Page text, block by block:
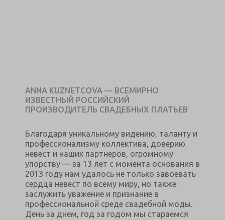
ANNA KUZNETCOVA — ВСЕМИРНО
ИЗВЕСТНЫЙ РОССИЙСКИЙ
ПРОИЗВОДИТЕЛЬ СВАДЕБНЫХ ПЛАТЬЕВ
Благодаря уникальному видению, таланту и
профессионализму коллектива, доверию
невест и наших партнеров, огромному
упорству — за 13 лет с момента основания в
2013 году нам удалось не только завоевать
сердца невест по всему миру, но также
заслужить уважение и признание в
профессиональной среде свадебной моды.
День за днем, год за годом мы стараемся